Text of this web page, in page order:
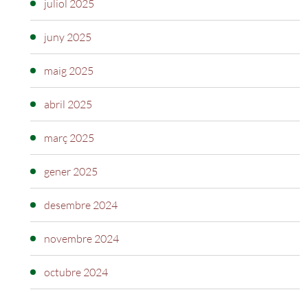
juliol 2025
juny 2025
maig 2025
abril 2025
març 2025
gener 2025
desembre 2024
novembre 2024
octubre 2024